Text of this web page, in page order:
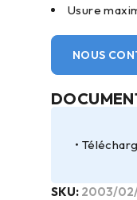
Usure
NOUS
SKU: 2003/